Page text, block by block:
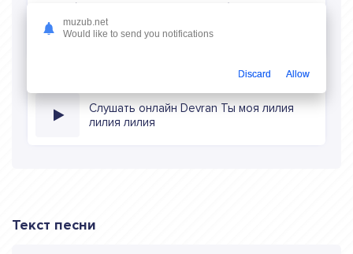
mp3 (длина: 1:10, качество: 320 кбитс) бесплатно или
слушать музыку в режиме онлайн
Слушать онлайн Devran Ты моя лилия
лилия лилия
Текст песни
muzub.net
Would like to send you notifications
Discard Allow